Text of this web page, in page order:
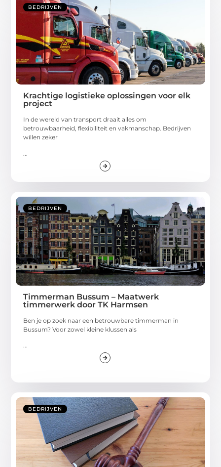
BEDRIJVEN
Krachtige logistieke oplossingen voor elk
project
In de wereld van transport draait alles om
betrouwbaarheid, flexibiliteit en vakmanschap. Bedrijven
willen zeker
BEDRIJVEN
Timmerman Bussum – Maatwerk
timmerwerk door TK Harmsen
Ben je op zoek naar een betrouwbare timmerman in
Bussum? Voor zowel kleine klussen als
...
BEDRIJVEN